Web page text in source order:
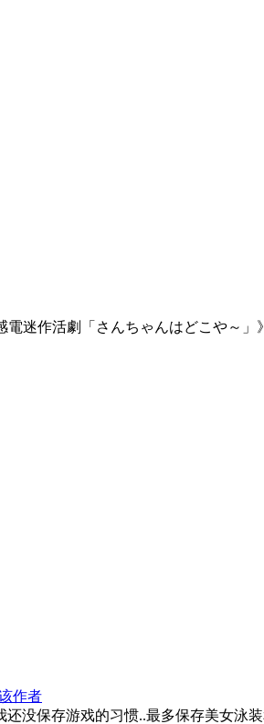
迷作活劇「さんちゃんはどこや～
作者
没保存游戏的习惯..最多保存美女泳